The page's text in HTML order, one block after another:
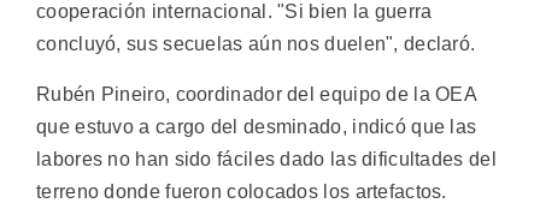
cooperación internacional. "Si bien la guerra
concluyó, sus secuelas aún nos duelen", declaró.
Rubén Pineiro, coordinador del equipo de la OEA
que estuvo a cargo del desminado, indicó que las
labores no han sido fáciles dado las dificultades del
terreno donde fueron colocados los artefactos.